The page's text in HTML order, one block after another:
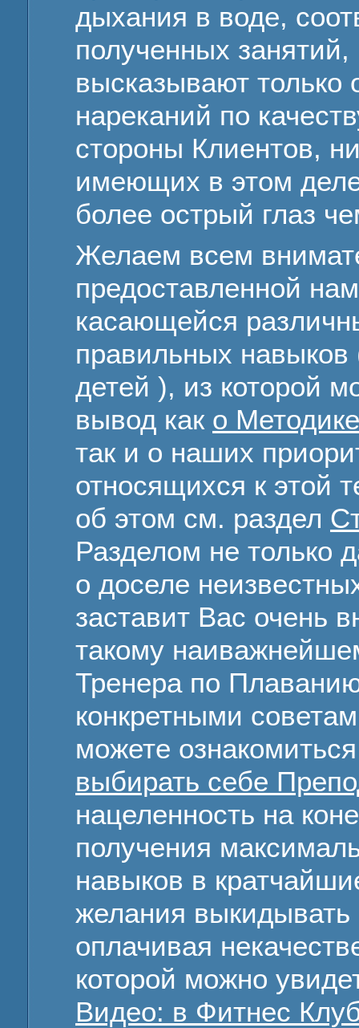
дыхания в воде,
полученных
высказывают только
нареканий по
стороны Клиентов,
имеющих в этом
более острый глаз
Желаем всем
предоставленной
касающейся
правильных навыков
детей ), из которой
вывод как о
так и о наших
относящихся к этой
об этом см. раздел
Разделом не только
о доселе
заставит Вас очень
такому
Тренера по
конкретными
можете
выбирать себе
нацеленность на
получения
навыков в
желания выкидывать
оплачивая
которой можно
Видео: в Фитнес